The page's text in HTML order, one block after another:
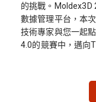
的挑戰。Moldex3D
數據管理平台，本
技術專家與您一起
4.0的競賽中，邁向